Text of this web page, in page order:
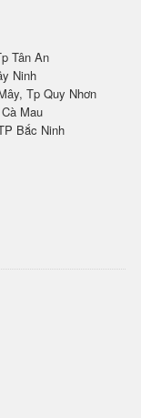
Tân An
Ninh
Tp Quy Nhơn
Mau
Bắc Ninh